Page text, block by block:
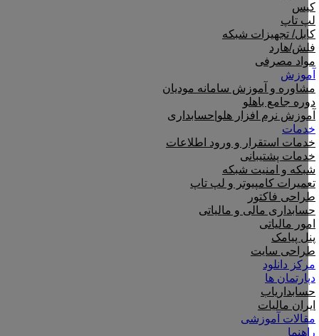
کیس
لپ تاپ
کابل/ تجهیزات شبکه
فلش/هارد
مواد مصرفی
آموزش
مشاوره و آموزش سامانه مودیان
دوره جامع باهلو
آموزش نرم افزار هلو|حسابداری
خدمات
خدمات استقرار و ورود اطلاعات
خدمات پشتیبانی
شبکه و امنیت شبکه
تعمیرات کامپیوتر و لپ تاپ
طراحی فاکتور
حسابداری مالی و مالیاتی
امور مالیاتی
پنل پیامک
طراحی سایت
مرکز دانلود
دپارتمان ها
حسابداریاب
ایران مالیات
مقالات آموزشی
راهنما